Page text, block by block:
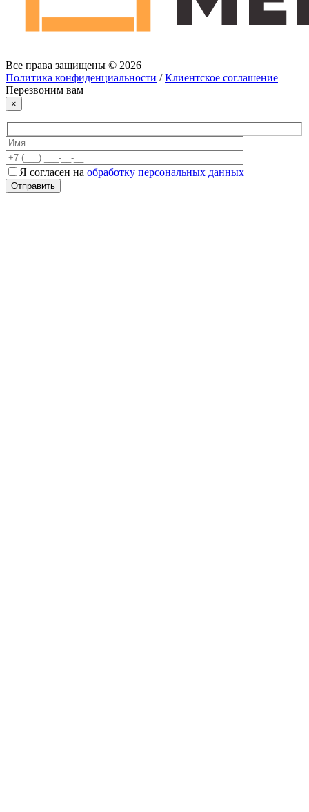
Все права защищены © 2026
Политика конфиденциальности /Клиентское соглашение
Перезвоним вам
×
Я согласен на обработку персональных данных